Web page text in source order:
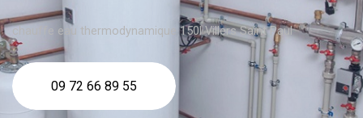
chauffe eau thermodynamique 150l Villers Saint Paul
09 72 66 89 55